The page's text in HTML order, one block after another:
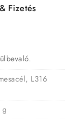
Fizetés
L316